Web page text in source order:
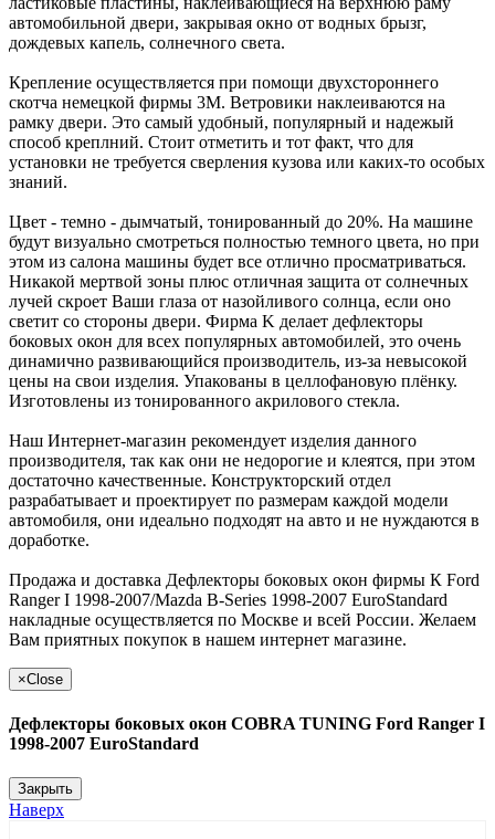
автомобильной двери, закрывая окно от водных брызг,
дождевых капель, солнечного света.
Крепление осуществляется при помощи двухстороннего
скотча немецкой фирмы 3M. Ветровики наклеиваются на
рамку двери. Это самый удобный, популярный и надежый
способ креплний. Стоит отметить и тот факт, что для
установки не требуется сверления кузова или каких-то особых
знаний.
Цвет - темно - дымчатый, тонированный до 20%. На машине
будут визуально смотреться полностью темного цвета, но при
этом из салона машины будет все отлично просматриваться.
Никакой мертвой зоны плюс отличная защита от солнечных
лучей скроет Ваши глаза от назойливого солнца, если оно
светит со стороны двери. Фирма K делает дефлекторы
боковых окон для всех популярных автомобилей, это очень
динамично развивающийся производитель, из-за невысокой
цены на свои изделия. Упакованы в целлофановую плёнку.
Изготовлены из тонированного акрилового стекла.
Наш Интернет-магазин рекомендует изделия данного
производителя, так как они не недорогие и клеятся, при этом
достаточно качественные. Конструкторский отдел
разрабатывает и проектирует по размерам каждой модели
автомобиля, они идеально подходят на авто и не нуждаются в
доработке.
Продажа и доставка Дефлекторы боковых окон фирмы К Ford
Ranger I 1998-2007/Mazda B-Series 1998-2007 EuroStandard
накладные осуществляется по Москве и всей России. Желаем
Вам приятных покупок в нашем интернет магазине.
×Close
Дефлекторы боковых окон COBRA TUNING Ford Ranger I
1998-2007 EuroStandard
Закрыть
Наверх